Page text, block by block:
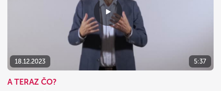
18.12.2023 5:37
A TERAZ ČO?